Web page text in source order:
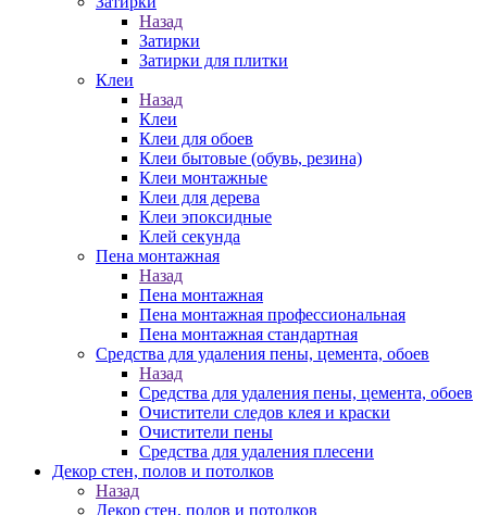
Назад
Затирки
Затирки для плитки
Клеи
Назад
Клеи
Клеи для обоев
Клеи бытовые (обувь, резина)
Клеи монтажные
Клеи для дерева
Клеи эпоксидные
Клей секунда
Пена монтажная
Назад
Пена монтажная
Пена монтажная профессиональная
Пена монтажная стандартная
Средства для удаления пены, цемента, обоев
Назад
Средства для удаления пены, цемента, обоев
Очистители следов клея и краски
Очистители пены
Средства для удаления плесени
Декор стен, полов и потолков
Назад
Декор стен, полов и потолков